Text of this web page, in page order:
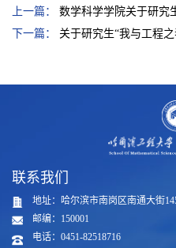
上一篇：
数学科学学院关于研究
下一篇：
关于研究生“我与工程
联系我们
地址：哈尔滨市南岗区南通大街
邮编：150001
电话：0451-82518716